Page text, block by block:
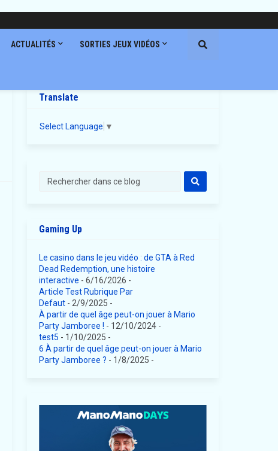
ACTUALITÉS SORTIES JEUX VIDÉOS
Translate
Select Language ▼
Gaming Up
Le casino dans le jeu vidéo : de GTA à Red
Dead Redemption, une histoire
interactive - 6/16/2026 -
Article Test Rubrique Par
Defaut- 2/9/2025 -
À partir de quel âge peut-on jouer à Mario
Party Jamboree ! - 12/10/2024-
test5 - 1/10/2025 -
6 À partir de quel âge peut-on jouer à Mario
Party Jamboree ? - 1/8/2025 -